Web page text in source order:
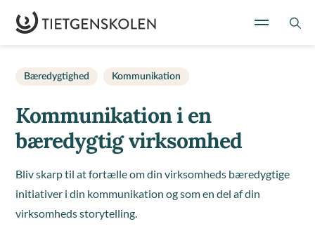
Bæredygtighed Kommunikation
Kommunikation i en
bæredygtig virksomhed
Bliv skarp til at fortælle om din virksomheds bæredygtige
initiativer i din kommunikation og som en del af din
virksomheds storytelling.